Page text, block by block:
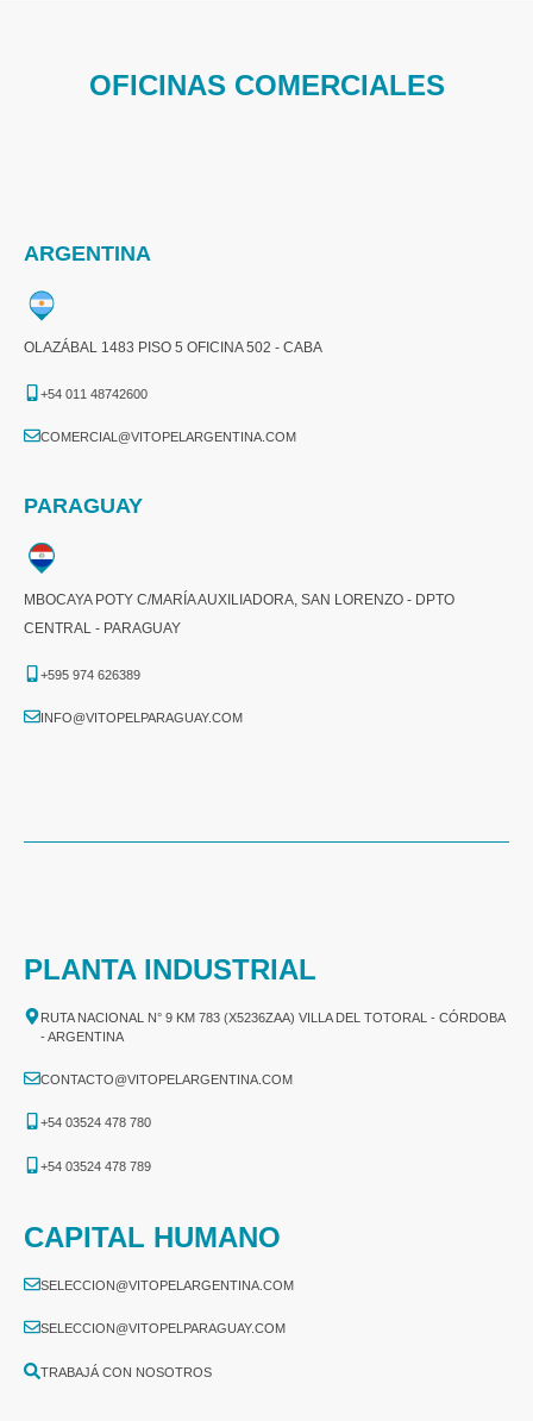
OFICINAS COMERCIALES
ARGENTINA
OLAZÁBAL 1483 PISO 5 OFICINA 502 - CABA
+54 011 48742600​
COMERCIAL@VITOPELARGENTINA.COM​
PARAGUAY
MBOCAYA POTY C/MARÍA AUXILIADORA, SAN LORENZO - DPTO
CENTRAL - PARAGUAY
+595 974 626389
INFO@VITOPELPARAGUAY.COM
PLANTA INDUSTRIAL
RUTA NACIONAL N° 9 KM 783 (X5236ZAA) VILLA DEL TOTORAL - CÓRDOBA
- ARGENTINA
CONTACTO@VITOPELARGENTINA.COM
+54 03524 478 780​
+54 03524 478 789​
CAPITAL HUMANO
SELECCION@VITOPELARGENTINA.COM
SELECCION@VITOPELPARAGUAY.COM
TRABAJÁ CON NOSOTROS